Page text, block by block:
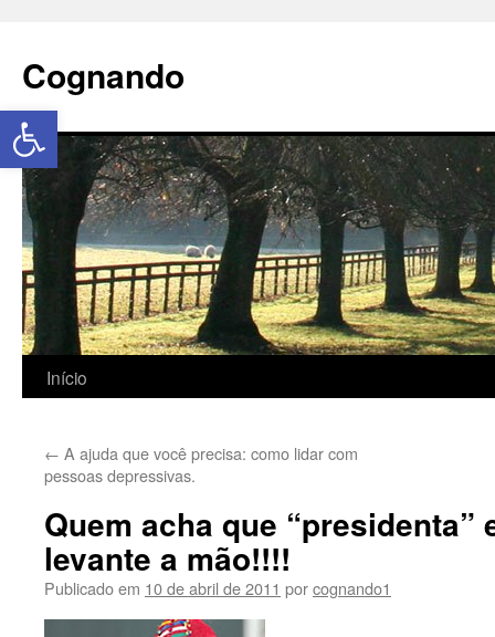
Abrir a barra de ferramentas
Cognando
Início
← A ajuda que você precisa: como lidar com
pessoas depressivas.
Quem acha que “presidenta”
levante a mão!!!!
Publicado em 10 de abril de 2011 porcognando1